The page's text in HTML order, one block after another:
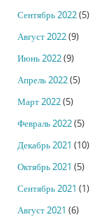
Сентябрь 2022(5)
Август 2022(9)
Июнь 2022(9)
Апрель 2022(5)
Март 2022(5)
Февраль 2022(5)
Декабрь 2021 (10)
Октябрь 2021 (5)
Сентябрь 2021 (1)
Август 2021 (6)